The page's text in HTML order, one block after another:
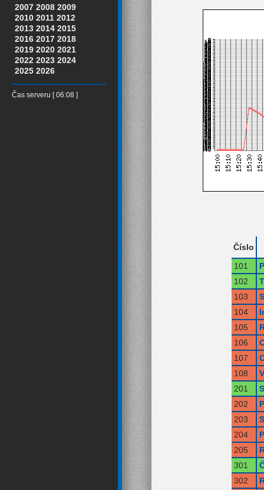
2007 2008 2009
2010 2011 2012
2013 2014 2015
2016 2017 2018
2019 2020 2021
2022 2023 2024
2025 2026
Čas serveru [ 06:08 ]
Číslo
101
102
103
104
105
106
107
108
201
202
203
204
205
301
302